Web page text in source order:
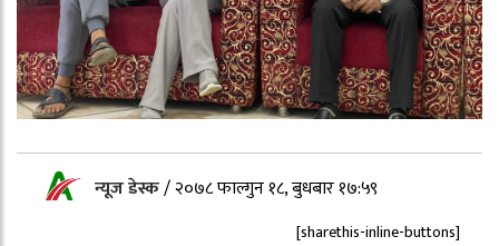
न्यूज डेस्क/२०७८ फाल्गुन १८, बुधबार १७:५९
[sharethis-inline-buttons]